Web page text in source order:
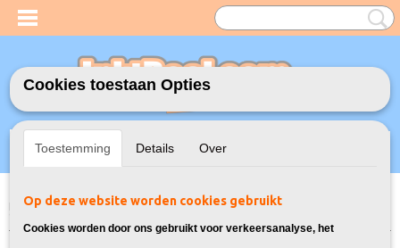
Inloggen Registreren
UW WINKELWAGEN
Home>Inktcartridges >Geschikt voor Brother >Huismerk Brother LC-
Cookies toestaan Opties
Toestemming Details Over
Op deze website worden cookies gebruikt
Cookies worden door ons gebruikt voor verkeersanalyse, het